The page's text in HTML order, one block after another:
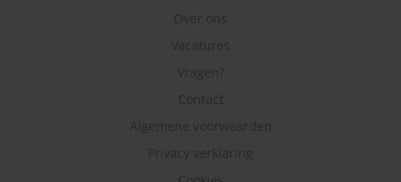
Over ons
Vacatures
Vragen?
Contact
Algemene voorwaarden
Privacy verklaring